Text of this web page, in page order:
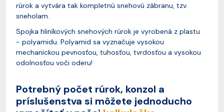
rúrok a vytvára tak kompletnú snehovú zábranu, tzv.
sneholam.
Spojka hliníkových snehových rúrok je vyrobená z plastu
- polyamidu. Polyamid sa vyznačuje vysokou
mechanickou pevnosťou, tuhosťou, tvrdosťou a vysokou
odolnosťou voči oderu!
Potrebný počet rúrok, konzol a
príslušenstva si môžete jednoducho